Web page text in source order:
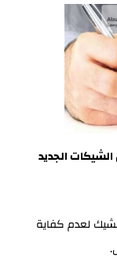
الجديد
لعدم كفاية